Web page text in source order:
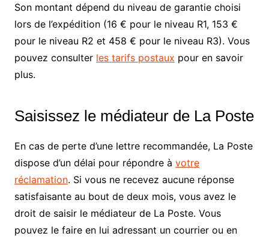
Son montant dépend du niveau de garantie choisi
lors de l’expédition (16 € pour le niveau R1, 153 €
pour le niveau R2 et 458 € pour le niveau R3). Vous
pouvez consulter les tarifs postaux pour en savoir
plus.
Saisissez le médiateur de La Poste
En cas de perte d’une lettre recommandée, La Poste
dispose d’un délai pour répondre à votre
réclamation. Si vous ne recevez aucune réponse
satisfaisante au bout de deux mois, vous avez le
droit de saisir le médiateur de La Poste. Vous
pouvez le faire en lui adressant un courrier ou en